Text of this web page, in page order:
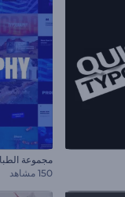
مجموعة
150 مشاهد